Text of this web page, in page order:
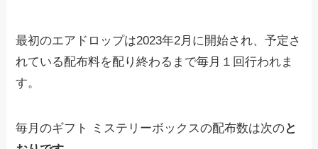
最初のエアドロップは2023年2月に開始され、予定さ
れている配布料を配り終わるまで毎月１回行われま
す。
毎月のギフト ミステリーボックスの配布数は次のと